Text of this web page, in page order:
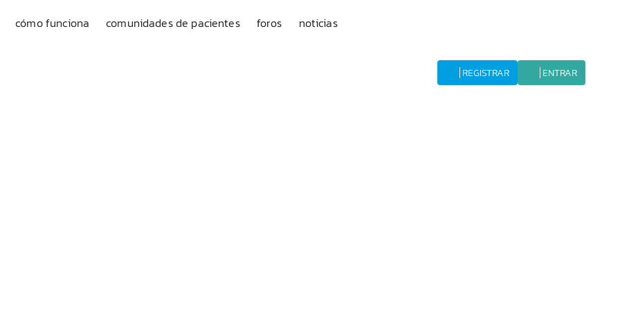
cómo funciona comunidades de pacientes foros noticias
REGISTRAR ENTRAR